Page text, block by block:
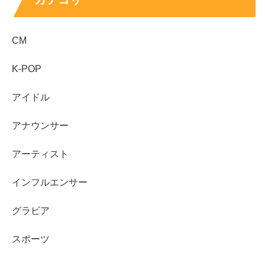
あきぴはバツ1なの!?結婚した旦那はどんな
続いて、あきぴさんの
マ”ということでも話題になっているあきぴさんですの
結婚された旦那さん
CM
K-POP
アイドル
アナウンサー
アーティスト
インフルエンサー
グラビア
スポーツ